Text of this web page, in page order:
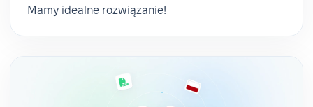
Mamy idealne rozwiązanie!